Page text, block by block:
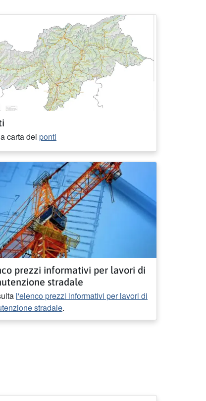
carta dei ponti
prezzi informativi per lavori di
stradale
l'elenco prezzi informativi per lavori di
stradale.